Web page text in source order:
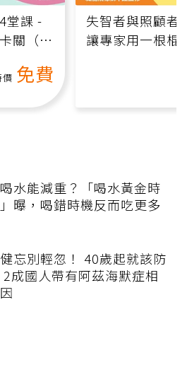
堂課 -
關（線
價 免費
失智者與照顧者
讓專家用一根棍
水能減重？「喝水黃金時
曝，喝錯時機反而吃更多
忘別輕忽！ 40歲起就該防
2成國人帶有阿茲海默症相